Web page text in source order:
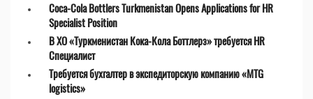
Coca-Cola Bottlers Turkmenistan Opens Applications for HR
Specialist Position
В ХО «Туркменистан Кока-Кола Боттлерз» требуется HR
Специалист
Требуется бухгалтер в экспедиторскую компанию «MTG
logistics»